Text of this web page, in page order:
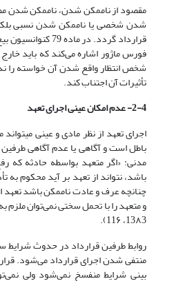
مقصود از ناممکن شدن، ناممکن شدن
شدن شخصی یا ناممکن شدن نسبی
قرارداد گردد. در
فورس ماژور اشاره می‌‌کند که باید
شخص انتظار واقع شدن آن خواسته را
تأثیرات آن اجتناب کند.
2-4 - عدم امکان عینی اجرای تعهد
اجرای تعهد از نظر مادی و عینی
مدنی: «اگر متعهد بواسطه حادثه که
باشد، نتواند از تعهد بر آید محکوم
چنانچه عرف و عادت ناممکن باشد تعهد
و متعهد را با تحمل سختی نمی‌‌توان ملزم
13۸3، 11۶).
روابط طرفین قرارداد در حدوث
منتفی شدن اجرای قرارداد می‌شود.
بینی شرایط منفسخ نمی‌شود ولی